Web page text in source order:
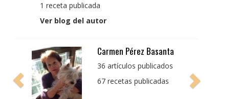
1 receta publicada
Ver blog del autor
Pedro Manuel Collado
Cruz
producto bien tratado